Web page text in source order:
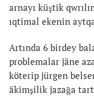
arnayı küştik
ıqtimal ekenin
Artında 6 birdey
problemalar jäne
köterip jürgen
äkimşilik jazağa